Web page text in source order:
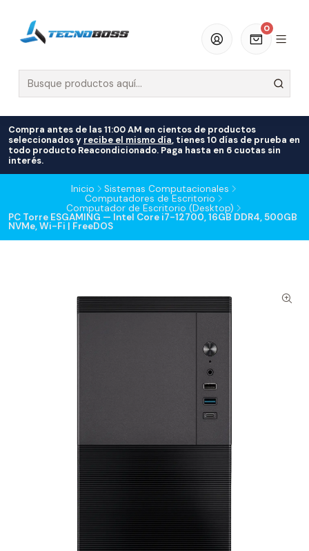
0
Compra antes de las 11:00 AM en cientos de productos
seleccionados y recibe el mismo día, tienes 10 días de prueba en
todo producto Reacondicionado. Paga hasta en 6 cuotas sin
interés.
Inicio
Sistemas Computacionales
Computadores de Escritorio
Computador de Escritorio (Desktop)
PC Torre ESGAMING — Intel Core i7-12700, 16GB DDR4, 500GB
NVMe, Wi-Fi | FreeDOS